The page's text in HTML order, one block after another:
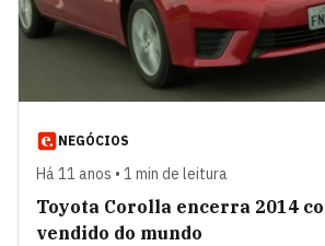
NEGÓCIOS
Há 11 anos • 1 min de leitura
Toyota Corolla encerra 2014
vendido do mundo